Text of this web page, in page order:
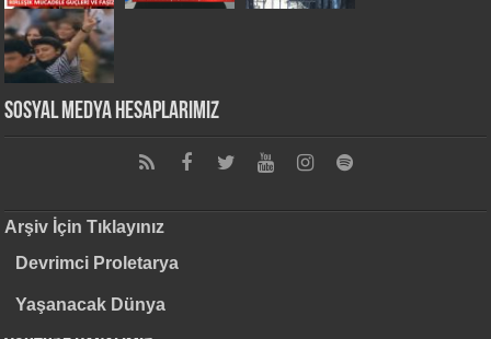
Sosyal Medya Hesaplarımız
Arşiv İçin Tıklayınız
Devrimci Proletarya
Yaşanacak Dünya